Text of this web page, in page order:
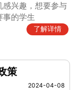
感兴趣，想要参与
事的学生
了解详情
策
2024-04-08